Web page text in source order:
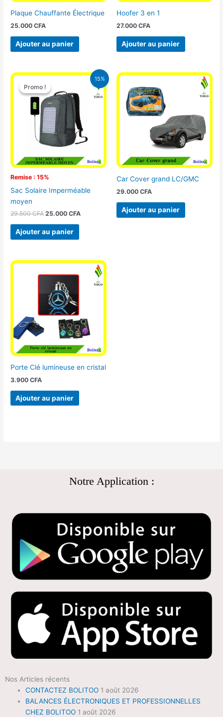
Plaque Chauffante Électrique
25.000CFA
Ajouter au panier
Hoofer 3 en 1
27.000 CFA
Ajouter au panier
15%
Promo !
Remise : 15%
Promo !
Sac Solaire Imperméable
moyen
29.500CFA
Le
prix
initial
était :
29.500 CFA.
25.000CFA
Le
prix
actuel
Ajouter au panier
Car Cover grand LC/GMC
29.000 CFA
Ajouter au panier
Porte Clé lumineuse en cristal
3.900CFA
Ajouter au panier
Notre Application :
Nos Articles récents
CONTACTEZ BOLITOO 1 août 2026
BALANCES ÉLECTRONIQUES ET PROFESSIONNELLES
CHEZ BOLITOO 1 août 2026